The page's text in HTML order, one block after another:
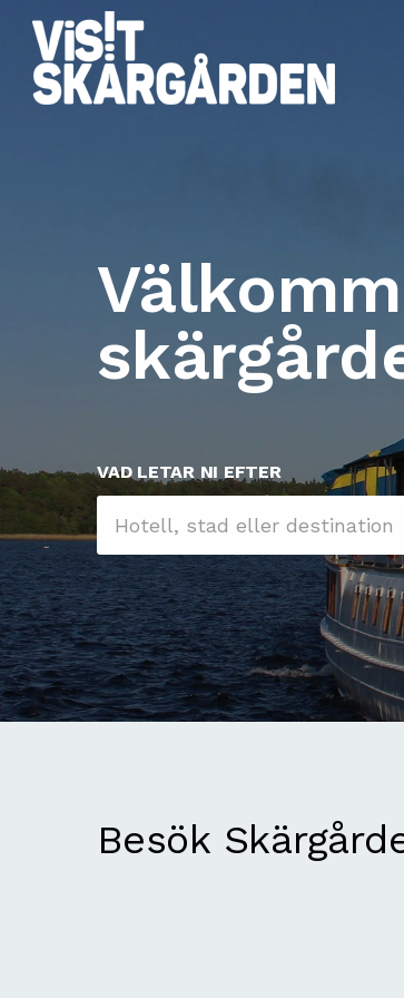
VAD LETAR NI EFTER
Besök